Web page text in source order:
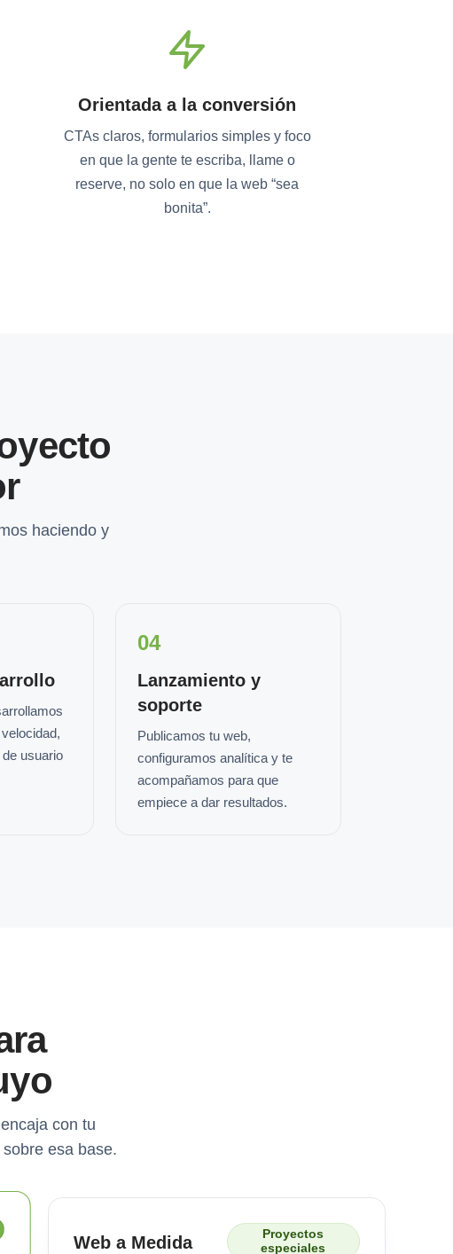
Orientada a la conversión
CTAs claros, formularios simples y foco
en que la gente te escriba, llame o
reserve, no solo en que la web “sea
bonita”.
haciendo y
usuario
04
Lanzamiento y
soporte
Publicamos tu web,
configuramos analítica y te
acompañamos para que
empiece a dar resultados.
con tu
esa base.
Web a Medida
Proyectos
especiales